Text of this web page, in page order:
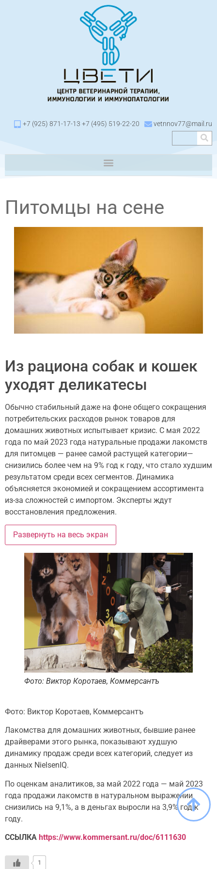
+7 (925) 871-17-13 +7 (495) 519-22-20 vetnnov77@mail.ru
Питомцы на сене
Из рациона собак и кошек
уходят деликатесы
Обычно стабильный даже на фоне общего сокращения
потребительских расходов рынок товаров для
домашних животных испытывает кризис. С мая 2022
года по май 2023 года натуральные продажи лакомств
для питомцев — ранее самой растущей категории—
снизились более чем на 9% год к году, что стало худшим
результатом среди всех сегментов. Динамика
объясняется экономией и сокращением ассортимента
из-за сложностей с импортом. Эксперты ждут
восстановления предложения.
Развернуть на весь экран
Фото: Виктор Коротаев, Коммерсантъ
Фото: Виктор Коротаев, Коммерсантъ
Лакомства для домашних животных, бывшие ранее
драйверами этого рынка, показывают худшую
динамику продаж среди всех категорий, следует из
данных NielsenIQ.
По оценкам аналитиков, за май 2022 года — май 2023
года продажи лакомств в натуральном выражении
снизились на 9,1%, а в деньгах выросли на 3,9% год к
году.
ССЫЛКА https://www.kommersant.ru/doc/6111630
1